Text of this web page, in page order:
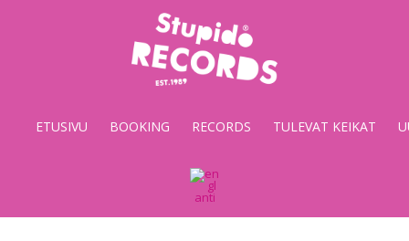
Stupido
Records
&
ETUSIVU BOOKING RECORDS TULEVAT KEIKAT